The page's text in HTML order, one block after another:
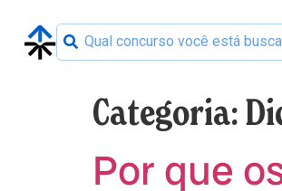
Categoria:
Por que